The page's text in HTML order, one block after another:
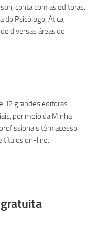
conta com as editoras:
do Psicólogo, Ática,
diversas áreas do
12 grandes editoras
por meio da Minha
têm acesso
títulos on-line.
gratuita